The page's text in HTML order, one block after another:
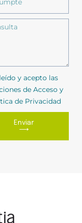
y acepto las
de Acceso y
de Privacidad
Enviar
⟶